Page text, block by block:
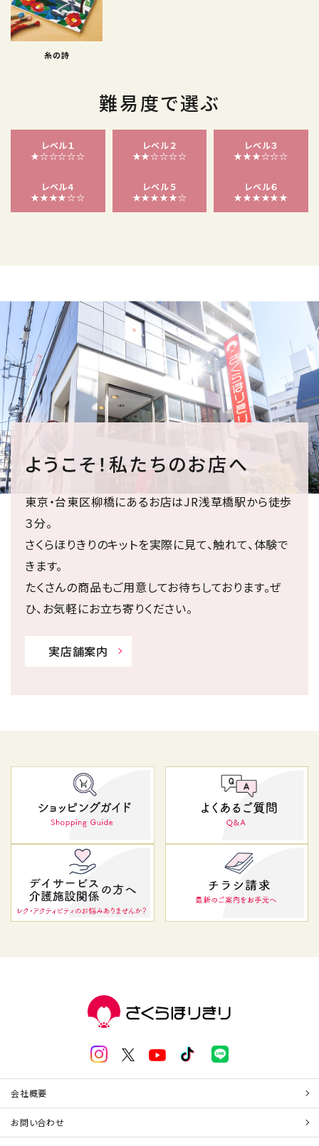
糸の詩
難易度で選ぶ
レベル１
★☆☆☆☆☆
レベル２
★★☆☆☆☆
レベル３
★★★☆☆☆
レベル４
★★★★☆☆
レベル５
★★★★★☆
レベル６
★★★★★★
ようこそ！私たちのお店へ
東京・台東区柳橋にあるお店はJR浅草橋駅から徒歩
３分。
さくらほりきりのキットを実際に見て、触れて、体験で
きます。
たくさんの商品もご用意してお待ちしております。ぜ
ひ、お気軽にお立ち寄りください。
実店舗案内
会社概要
お問い合わせ